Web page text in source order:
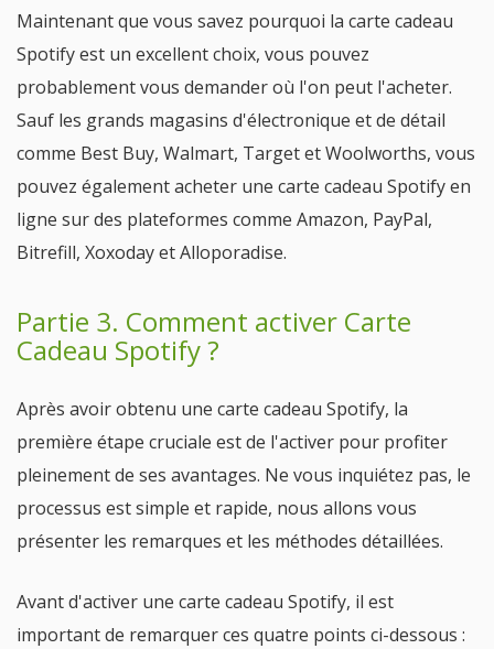
Maintenant que vous savez pourquoi la carte cadeau
Spotify est un excellent choix, vous pouvez
probablement vous demander où l'on peut l'acheter.
Sauf les grands magasins d'électronique et de détail
comme Best Buy, Walmart, Target et Woolworths, vous
pouvez également acheter une carte cadeau Spotify en
ligne sur des plateformes comme Amazon, PayPal,
Bitrefill, Xoxoday et Alloporadise.
Partie 3. Comment activer Carte
Cadeau Spotify ?
Après avoir obtenu une carte cadeau Spotify, la
première étape cruciale est de l'activer pour profiter
pleinement de ses avantages. Ne vous inquiétez pas, le
processus est simple et rapide, nous allons vous
présenter les remarques et les méthodes détaillées.
Avant d'activer une carte cadeau Spotify, il est
important de remarquer ces quatre points ci-dessous :